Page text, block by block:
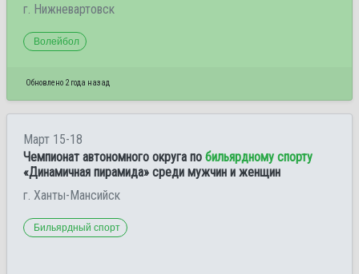
г. Нижневартовск
Волейбол
Обновлено 2 года назад
Март 15-18
Чемпионат автономного округа по бильярдному спорту
«Динамичная пирамида» среди мужчин и женщин
г. Ханты-Мансийск
Бильярдный спорт